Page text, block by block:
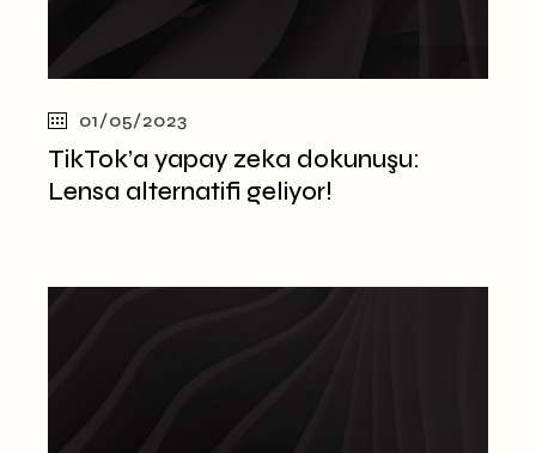
01/05/2023
TikTok’a yapay zeka dokunuşu:
Lensa alternatifi geliyor!